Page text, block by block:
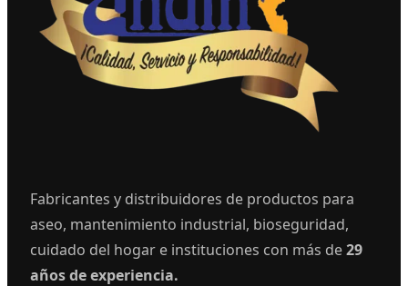
Fabricantes y distribuidores de productos para
aseo, mantenimiento industrial, bioseguridad,
cuidado del hogar e instituciones con más de29
años de experiencia.